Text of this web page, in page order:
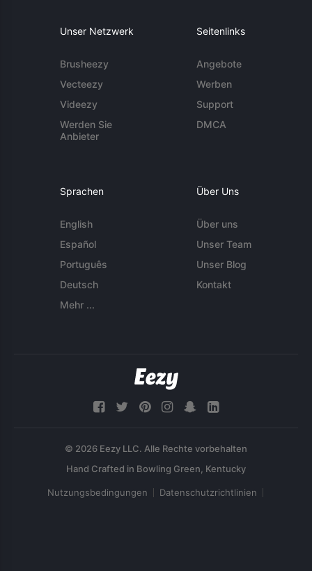
Unser Netzwerk
Brusheezy
Vecteezy
Videezy
Werden Sie
Anbieter
Seitenlinks
Angebote
Werben
Support
DMCA
Sprachen
English
Español
Português
Deutsch
Mehr ...
Über Uns
Über uns
Unser Team
Unser Blog
Kontakt
© 2026 Eezy LLC. Alle Rechte vorbehalten
Nutzungsbedingungen Datenschutzrichtlinien